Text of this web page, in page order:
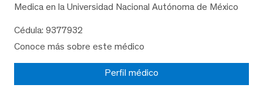
Medica en la Universidad Nacional Autónoma de México
Cédula: 9377932
Conoce más sobre este médico
Perfil médico